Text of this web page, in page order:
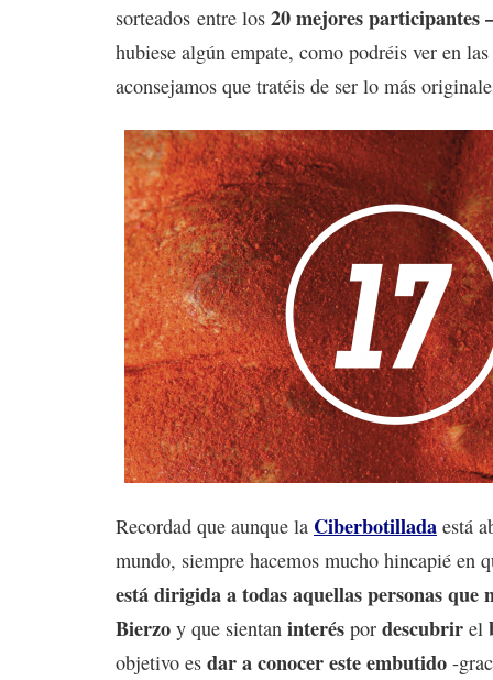
sorteados entre los 20 mejores participantes
hubiese algún empate, como podréis ver en las
aconsejamos que tratéis de ser lo más
Recordad que aunque la Ciberbotillada está
mundo, siempre hacemos mucho hincapié en
está dirigida a todas aquellas personas que
Bierzo y que sientan interés por descubrir el
objetivo es dar a conocer este embutido -